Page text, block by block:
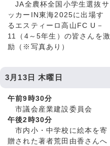
JA全農杯全国小学生選抜サ
ッカーIN東海2025に出場す
るエスティーロ高山FC U－
11（4～5年生）の皆さんを激
励（※写真あり）
3月13日 木曜日
午前9時30分
市議会産業建設委員会
午後2時30分
市内小・中学校に絵本を寄
贈された著者荒田由香さんへ